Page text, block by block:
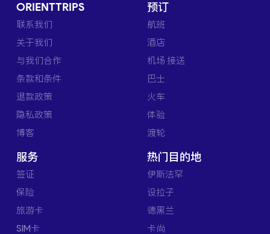
ORIENTTRIPS
联系我们
关于我们
与我们合作
条款和条件
退款政策
隐私政策
博客
预订
航班
酒店
机场 接送
巴士
火车
体验
渡轮
服务
签证
保险
旅游卡
SIM卡
热门目的地
伊斯法罕
设拉子
德黑兰
卡尚